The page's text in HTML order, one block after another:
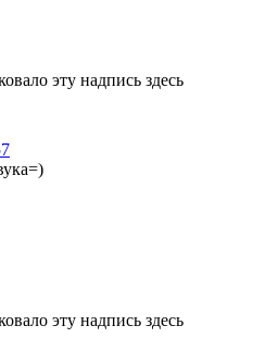
эту надпись здесь
эту надпись здесь